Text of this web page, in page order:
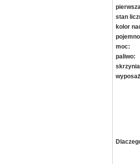
stan
kolor
moc:
paliwo: